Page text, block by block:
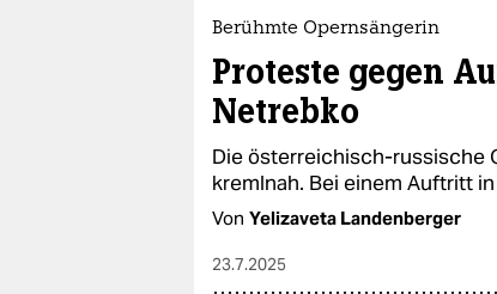
Berühmte Opernsängerin
Proteste gegen
Netrebko
Die österreichisch-russische
kremlnah. Bei einem Auftritt
Von Yelizaveta Landenberger
23.7.2025